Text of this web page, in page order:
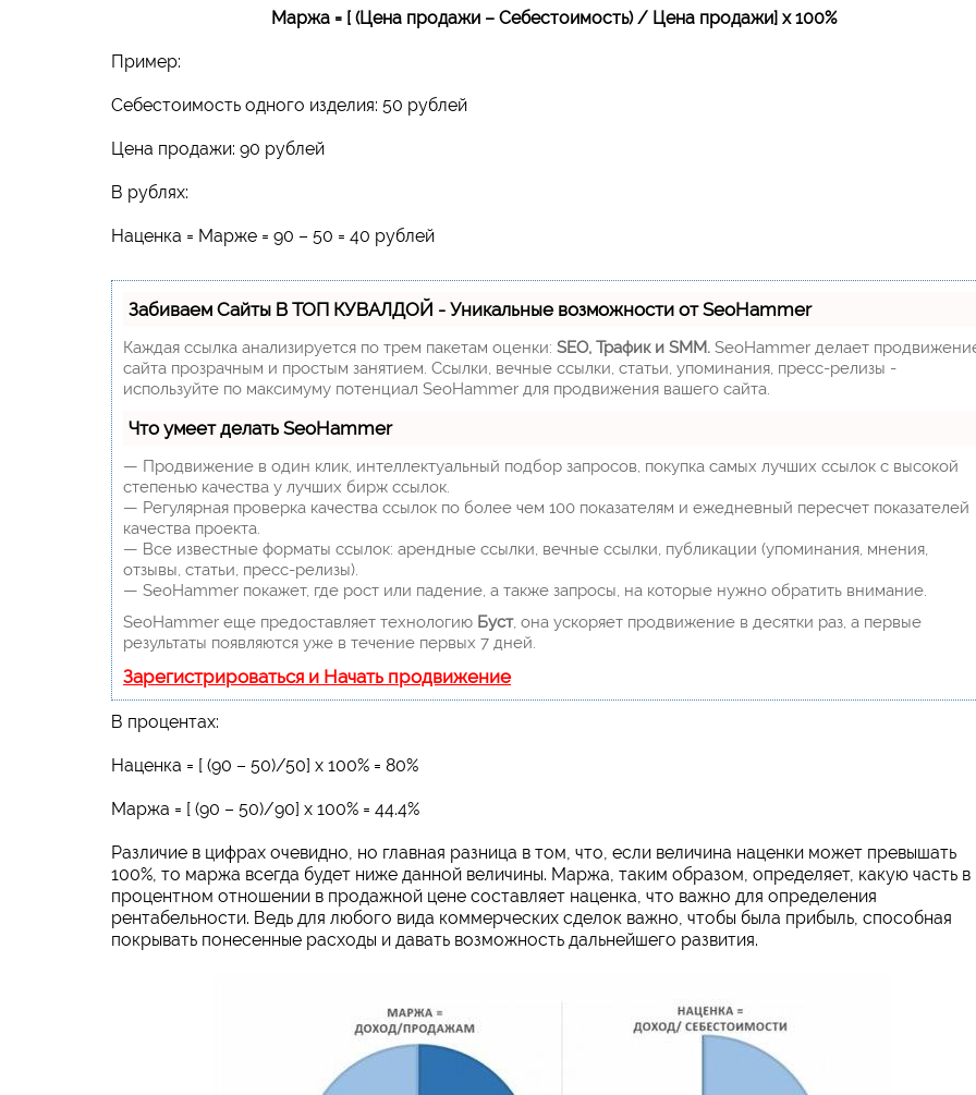
Маржа = [ (Цена продажи – Себестоимость) / Цена продажи] х 100%
Пример:
Себестоимость одного изделия: 50 рублей
Цена продажи: 90 рублей
В рублях:
Наценка = Марже = 90 – 50 = 40 рублей
Забиваем Сайты В ТОП КУВАЛДОЙ - Уникальные возможности от SeoHammer
Каждая ссылка анализируется по трем пакетам оценки: SEO, Трафик и SMM. SeoHammer делает
сайта прозрачным и простым занятием. Ссылки, вечные ссылки, статьи, упоминания, пресс-релизы -
используйте по максимуму потенциал SeoHammer для продвижения вашего сайта.
Что умеет делать SeoHammer
— Продвижение в один клик, интеллектуальный подбор запросов, покупка самых лучших ссылок с высокой
степенью качества у лучших бирж ссылок.
— Регулярная проверка качества ссылок по более чем 100 показателям и ежедневный пересчет показателей
качества проекта.
— Все известные форматы ссылок: арендные ссылки, вечные ссылки, публикации (упоминания, мнения,
отзывы, статьи, пресс-релизы).
— SeoHammer покажет, где рост или падение, а также запросы, на которые нужно обратить внимание.
SeoHammer еще предоставляет технологию Буст, она ускоряет продвижение в десятки раз, а первые
результаты появляются уже в течение первых 7 дней.
Зарегистрироваться и Начать продвижение
В процентах:
Наценка = [ (90 – 50)/50] х 100% = 80%
Маржа = [ (90 – 50)/90] х 100% = 44.4%
Различие в цифрах очевидно, но главная разница в том, что, если величина наценки может превышать
100%, то маржа всегда будет ниже данной величины. Маржа, таким образом, определяет, какую часть в
процентном отношении в продажной цене составляет наценка, что важно для определения
рентабельности. Ведь для любого вида коммерческих сделок важно, чтобы была прибыль, способная
покрывать понесенные расходы и давать возможность дальнейшего развития.